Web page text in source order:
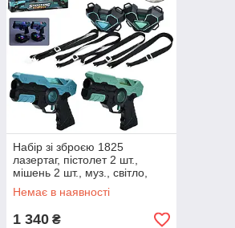
Набір зі зброєю 1825
лазертаг, пістолет 2 шт.,
мішень 2 шт., муз., світло,
бат., кор., 44,5-29,5-7см
Немає в наявності
1 340 ₴